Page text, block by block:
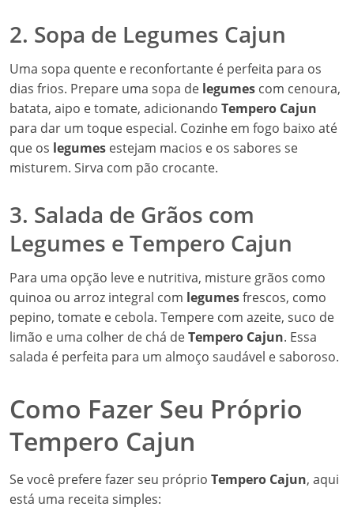
2. Sopa de Legumes Cajun
Uma sopa quente e reconfortante é perfeita para os
dias frios. Prepare uma sopa de legumes com cenoura,
batata, aipo e tomate, adicionando Tempero Cajun
para dar um toque especial. Cozinhe em fogo baixo até
que os legumes estejam macios e os sabores se
misturem. Sirva com pão crocante.
3. Salada de Grãos com
Legumes e Tempero Cajun
Para uma opção leve e nutritiva, misture grãos como
quinoa ou arroz integral com legumesfrescos, como
pepino, tomate e cebola. Tempere com azeite, suco de
limão e uma colher de chá deTempero Cajun. Essa
salada é perfeita para um almoço saudável e saboroso.
Como Fazer Seu Próprio
Tempero Cajun
Se você prefere fazer seu próprio Tempero Cajun, aqui
está uma receita simples: